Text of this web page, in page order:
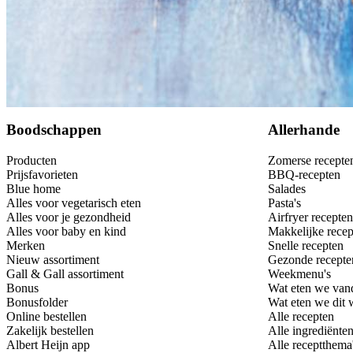
Boodschappen
Producten
Prijsfavorieten
Blue home
Alles voor vegetarisch eten
Alles voor je gezondheid
Alles voor baby en kind
Merken
Nieuw assortiment
Gall & Gall assortiment
Bonus
Bonusfolder
Online bestellen
Zakelijk bestellen
Albert Heijn app
Allerhande
Zomerse
BBQ-recepten
Salades
Pasta's
Airfryer recepten
Makkelijke
Snelle recepten
Gezonde
Weekmenu's
Wat eten we
Wat eten we dit
Alle recepten
Alle ingrediënten
Alle